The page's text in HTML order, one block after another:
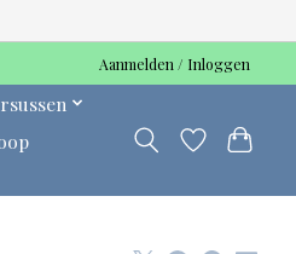
Aanmelden / Inloggen